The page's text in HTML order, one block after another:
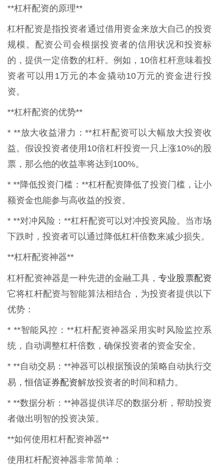
**杠杆配资的原理**
杠杆配资是指投资者通过借用资金来放大自己的投资
规模。配资公司会根据投资者的信用状况和投资标
的，提供一定倍数的杠杆。例如，10倍杠杆意味着投
资者可以用1万元的本金撬动10万元的资金进行投
资。
**杠杆配资的优势**
* **放大收益潜力：**杠杆配资可以大幅放大投资收
益。假设投资者使用10倍杠杆投资一只上涨10%的股
票，那么他的收益率将达到100%。
* **降低投资门槛：**杠杆配资降低了投资门槛，让小
额资金也能参与高收益的投资。
* **对冲风险：**杠杆配资可以对冲投资风险。当市场
下跌时，投资者可以通过降低杠杆倍数来减少损失。
**杠杆配资神器**
杠杆配资神器是一种先进的金融工具，专业股票配资
它将杠杆配资与智能算法相结合，为投资者提供以下
优势：
* **智能风控：**杠杆配资神器采用实时风险监控系
统，自动调整杠杆倍数，确保投资者的资金安全。
* **自动交易：**神器可以根据预设的策略自动执行交
易，恒信证券配资解放投资者的时间和精力。
* **数据分析：**神器提供详尽的数据分析，帮助投资
者做出明智的投资决策。
**如何使用杠杆配资神器**
使用杠杆配资神器非常简单：